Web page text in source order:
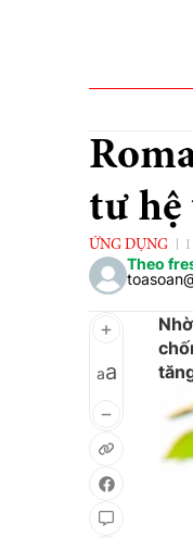
tư hệ
ỨNG DỤNG
Theo
aa